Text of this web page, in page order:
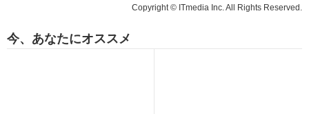
Copyright © ITmedia Inc. All Rights Reserved.
今、あなたにオススメ